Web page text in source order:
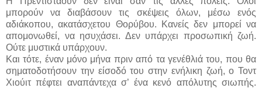
μπορούν να διαβάσουν τις σκέψεις όλων, μέσω ενός
αδιάκοπου, ακατάσχετου Θορύβου. Κανείς δεν μπορεί να
απομονωθεί, να ησυχάσει. Δεν υπάρχει προσωπική ζωή.
Ούτε μυστικά υπάρχουν.
Και τότε, έναν μόνο μήνα πριν από τα γενέθλιά του, που θα
σηματοδοτήσουν την είσοδό του στην ενήλικη ζωή, ο Τοντ
Χιούιτ πέφτει αναπάντεχα σ’ ένα κενό απόλυτης σιωπής.